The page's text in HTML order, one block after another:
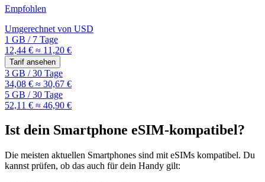
Empfohlen
Umgerechnet von USD
1 GB /7 Tage
12,44 € ≈ 11,20 €
Tarif ansehen
3 GB /30 Tage
34,08 € ≈ 30,67 €
5 GB /30 Tage
52,11 € ≈ 46,90 €
Ist dein Smartphone eSIM-kompatibel?
Die meisten aktuellen Smartphones sind mit eSIMs kompatibel. Du
kannst prüfen, ob das auch für dein Handy gilt: